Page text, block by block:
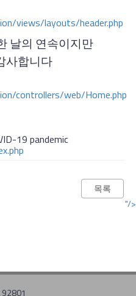
views/layouts/header.php
controllers/web/Home.php
"/>
날의 연속이지만
사합니다
목록
92801